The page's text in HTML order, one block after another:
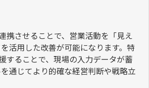
携させることで、営業活動を「見え
活用した改善が可能になります。特
することで、現場の入力データが蓄
通じてより的確な経営判断や戦略立